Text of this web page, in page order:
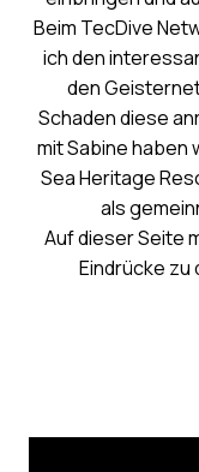
Beim TecDive
ich den
den
Schaden diese
mit Sabine haben
Sea Heritage
als
Auf dieser Seite
Eindrücke